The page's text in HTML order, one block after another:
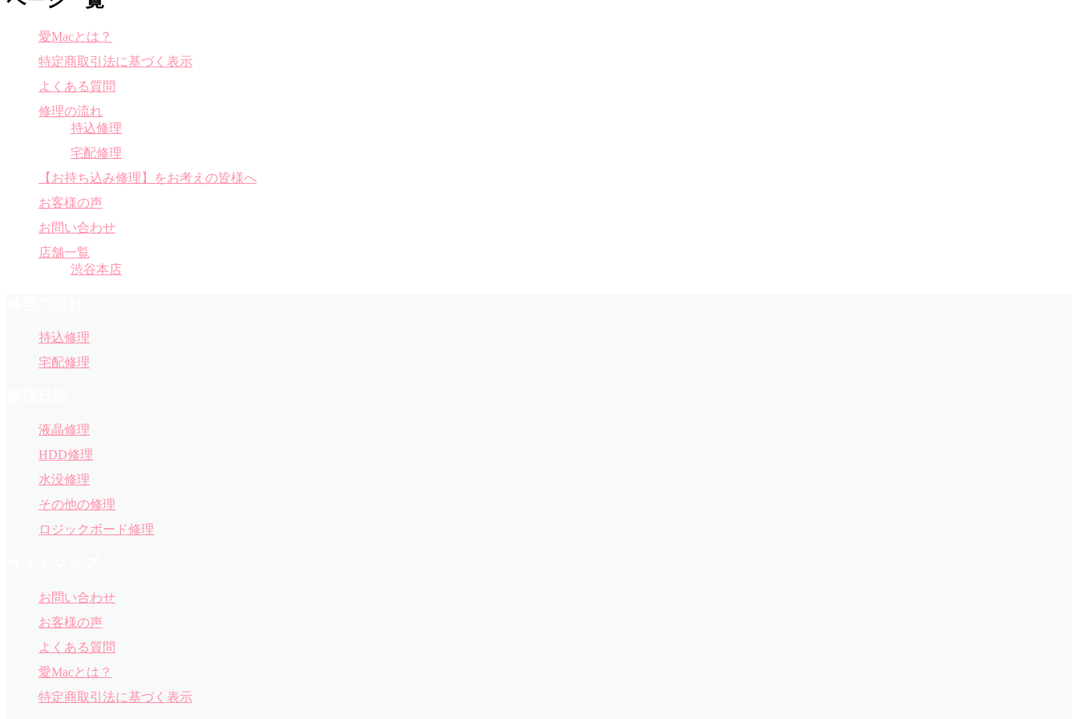
愛Macとは？
特定商取引法に基づく表示
よくある質問
修理の流れ
持込修理
宅配修理
【お持ち込み修理】をお考えの皆様へ
お客様の声
お問い合わせ
店舗一覧
渋谷本店
持込修理
宅配修理
液晶修理
HDD修理
水没修理
その他の修理
ロジックボード修理
お問い合わせ
お客様の声
よくある質問
愛Macとは？
特定商取引法に基づく表示